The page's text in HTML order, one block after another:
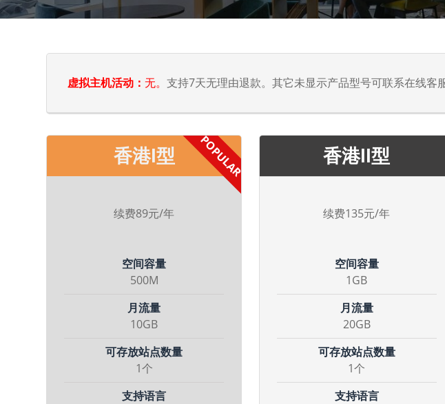
虚拟主机活动：无。支持7天无理由退款。其它未显示产品型号可联系在线客服
香港I型
续费89元/年
空间容量
500M
月流量
10GB
可存放站点数量
1个
支持语言
香港II型
续费135元/年
空间容量
1GB
月流量
20GB
可存放站点数量
1个
支持语言